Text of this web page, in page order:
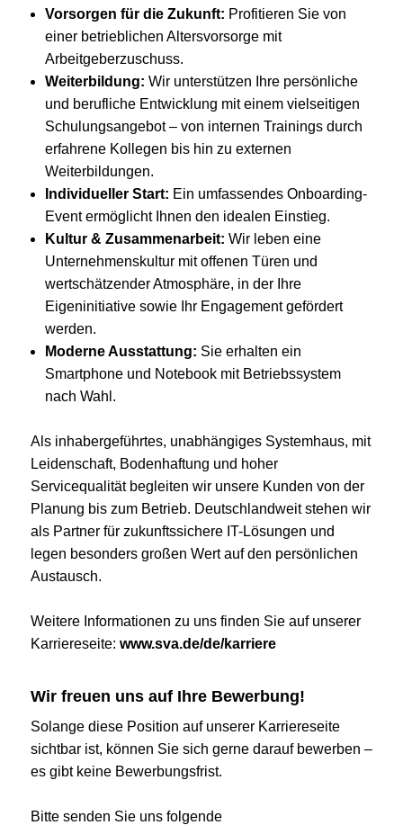
Vorsorgen für die Zukunft: Profitieren Sie von
einer betrieblichen Altersvorsorge mit
Arbeitgeberzuschuss.
Weiterbildung: Wir unterstützen Ihre persönliche
und berufliche Entwicklung mit einem vielseitigen
Schulungsangebot – von internen Trainings durch
erfahrene Kollegen bis hin zu externen
Weiterbildungen.
Individueller Start: Ein umfassendes Onboarding-
Event ermöglicht Ihnen den idealen Einstieg.
Kultur & Zusammenarbeit: Wir leben eine
Unternehmenskultur mit offenen Türen und
wertschätzender Atmosphäre, in der Ihre
Eigeninitiative sowie Ihr Engagement gefördert
werden.
Moderne Ausstattung: Sie erhalten ein
Smartphone und Notebook mit Betriebssystem
nach Wahl.
Als inhabergeführtes, unabhängiges Systemhaus, mit
Leidenschaft, Bodenhaftung und hoher
Servicequalität begleiten wir unsere Kunden von der
Planung bis zum Betrieb. Deutschlandweit stehen wir
als Partner für zukunftssichere IT-Lösungen und
legen besonders großen Wert auf den persönlichen
Austausch.
Weitere Informationen zu uns finden Sie auf unserer
Karriereseite: www.sva.de/de/karriere
Wir freuen uns auf Ihre Bewerbung!
Solange diese Position auf unserer Karriereseite
sichtbar ist, können Sie sich gerne darauf bewerben –
es gibt keine Bewerbungsfrist.
Bitte senden Sie uns folgende